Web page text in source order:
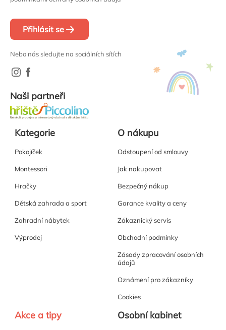
Přihlásit se
Nebo nás sledujte na sociálních sítích
Naši partneři
Kategorie
Pokojíček
Montessori
Hračky
Dětská zahrada a sport
Zahradní nábytek
Výprodej
O nákupu
Odstoupení od smlouvy
Jak nakupovat
Bezpečný nákup
Garance kvality a ceny
Zákaznický servis
Obchodní podmínky
Zásady zpracování osobních
údajů
Oznámení pro zákazníky
Cookies
Akce a tipy Osobní kabinet